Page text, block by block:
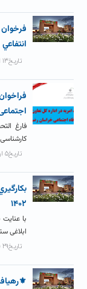
تاریخ۱۳ اردیبهشت ۱۴۰۲
فارغ
تاریخ۵ اردیبهشت ۱۴۰۲
۱۴۰۲
با
ابلاغی
تاریخ۲۹ فروردین ۱۴۰۲